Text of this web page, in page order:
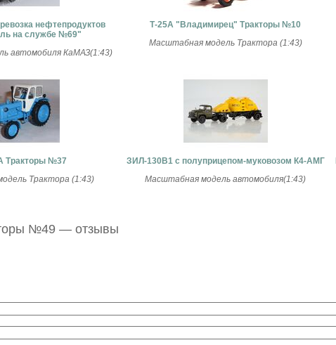
нефтепродуктов
на службе №69"
автомобиля КаМАЗ(1:43)
Т-25А "Владимирец" Тракторы №10
Масштабная модель Трактора (1:43)
Тракторы №37
Трактора (1:43)
ЗИЛ-130В1 с полуприцепом-муковозом К4-АМГ
Масштабная модель автомобиля(1:43)
№49 — отзывы